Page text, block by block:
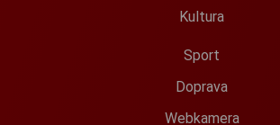
Kultura
Sport
Doprava
Webkamera